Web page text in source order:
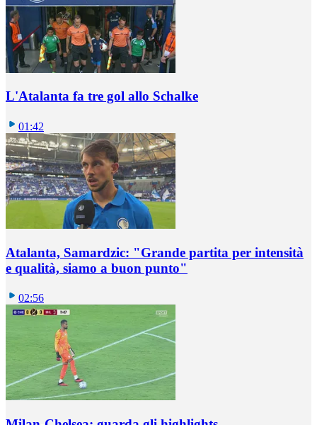
L'Atalanta fa tre gol allo Schalke
01:42
Atalanta, Samardzic: "Grande partita per intensità
e qualità, siamo a buon punto"
02:56